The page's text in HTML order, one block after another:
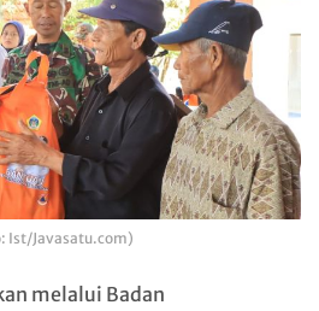
Ist/Javasatu.com)
melalui Badan